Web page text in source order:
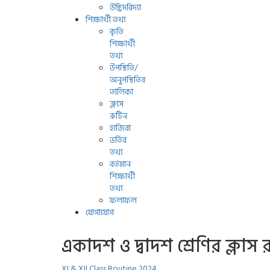
উদ্ভিদবিদ্যা
শিক্ষার্থী তথ্য
কৃতি
শিক্ষার্থী
তথ্য
উপস্থিতি/
অনুপস্থিতির
তালিকা
ক্লাস
রুটিন
হাজিরা
ভর্তির
তথ্য
বর্তমান
শিক্ষার্থী
তথ্য
ফলাফল
যোগাযোগ
একাদশ ও দ্বাদশ শ্রেণির